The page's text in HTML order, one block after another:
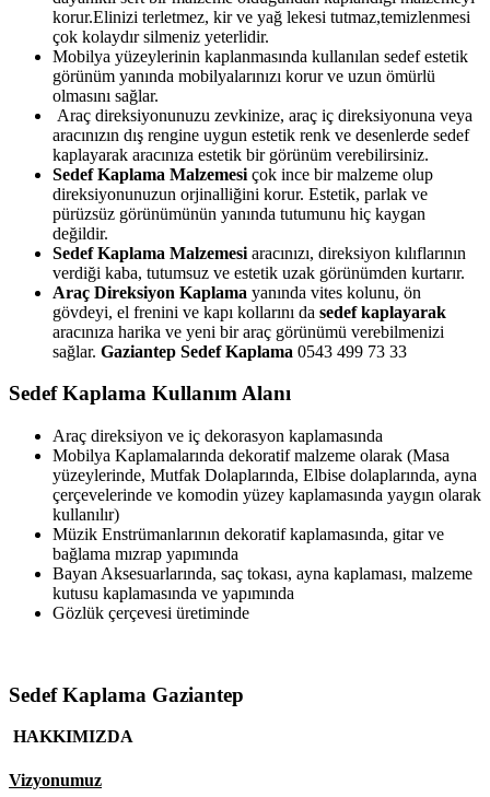
korur.Elinizi terletmez, kir ve yağ lekesi tutmaz,temizlenmesi
çok kolaydır silmeniz yeterlidir.
Mobilya yüzeylerinin kaplanmasında kullanılan sedef estetik
görünüm yanında mobilyalarınızı korur ve uzun ömürlü
olmasını sağlar.
Araç direksiyonunuzu zevkinize, araç iç direksiyonuna veya
aracınızın dış rengine uygun estetik renk ve desenlerde sedef
kaplayarak aracınıza estetik bir görünüm verebilirsiniz.
Sedef Kaplama Malzemesi çok ince bir malzeme olup
direksiyonunuzun orjinalliğini korur. Estetik, parlak ve
pürüzsüz görünümünün yanında tutumunu hiç kaygan
değildir.
Sedef Kaplama Malzemesi aracınızı, direksiyon kılıflarının
verdiği kaba, tutumsuz ve estetik uzak görünümden kurtarır.
Araç Direksiyon Kaplama yanında vites kolunu, ön
gövdeyi, el frenini ve kapı kollarını da sedef kaplayarak
aracınıza harika ve yeni bir araç görünümü verebilmenizi
sağlar. Gaziantep Sedef Kaplama 0543 499 73 33
Sedef Kaplama Kullanım Alanı
Araç direksiyon ve iç dekorasyon kaplamasında
Mobilya Kaplamalarında dekoratif malzeme olarak (Masa
yüzeylerinde, Mutfak Dolaplarında, Elbise dolaplarında, ayna
çerçevelerinde ve komodin yüzey kaplamasında yaygın olarak
kullanılır)
Müzik Enstrümanlarının dekoratif kaplamasında, gitar ve
bağlama mızrap yapımında
Bayan Aksesuarlarında, saç tokası, ayna kaplaması, malzeme
kutusu kaplamasında ve yapımında
Gözlük çerçevesi üretiminde
Sedef Kaplama Gaziantep
HAKKIMIZDA
Vizyonumuz